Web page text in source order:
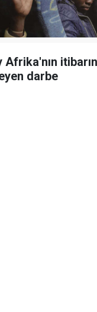
Afrika'nın
darbe